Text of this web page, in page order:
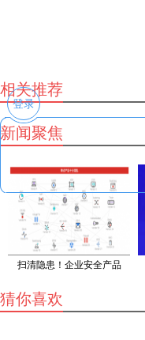
相关推荐
新闻聚焦
扫清隐患！企业安全产品
猜你喜欢
登录